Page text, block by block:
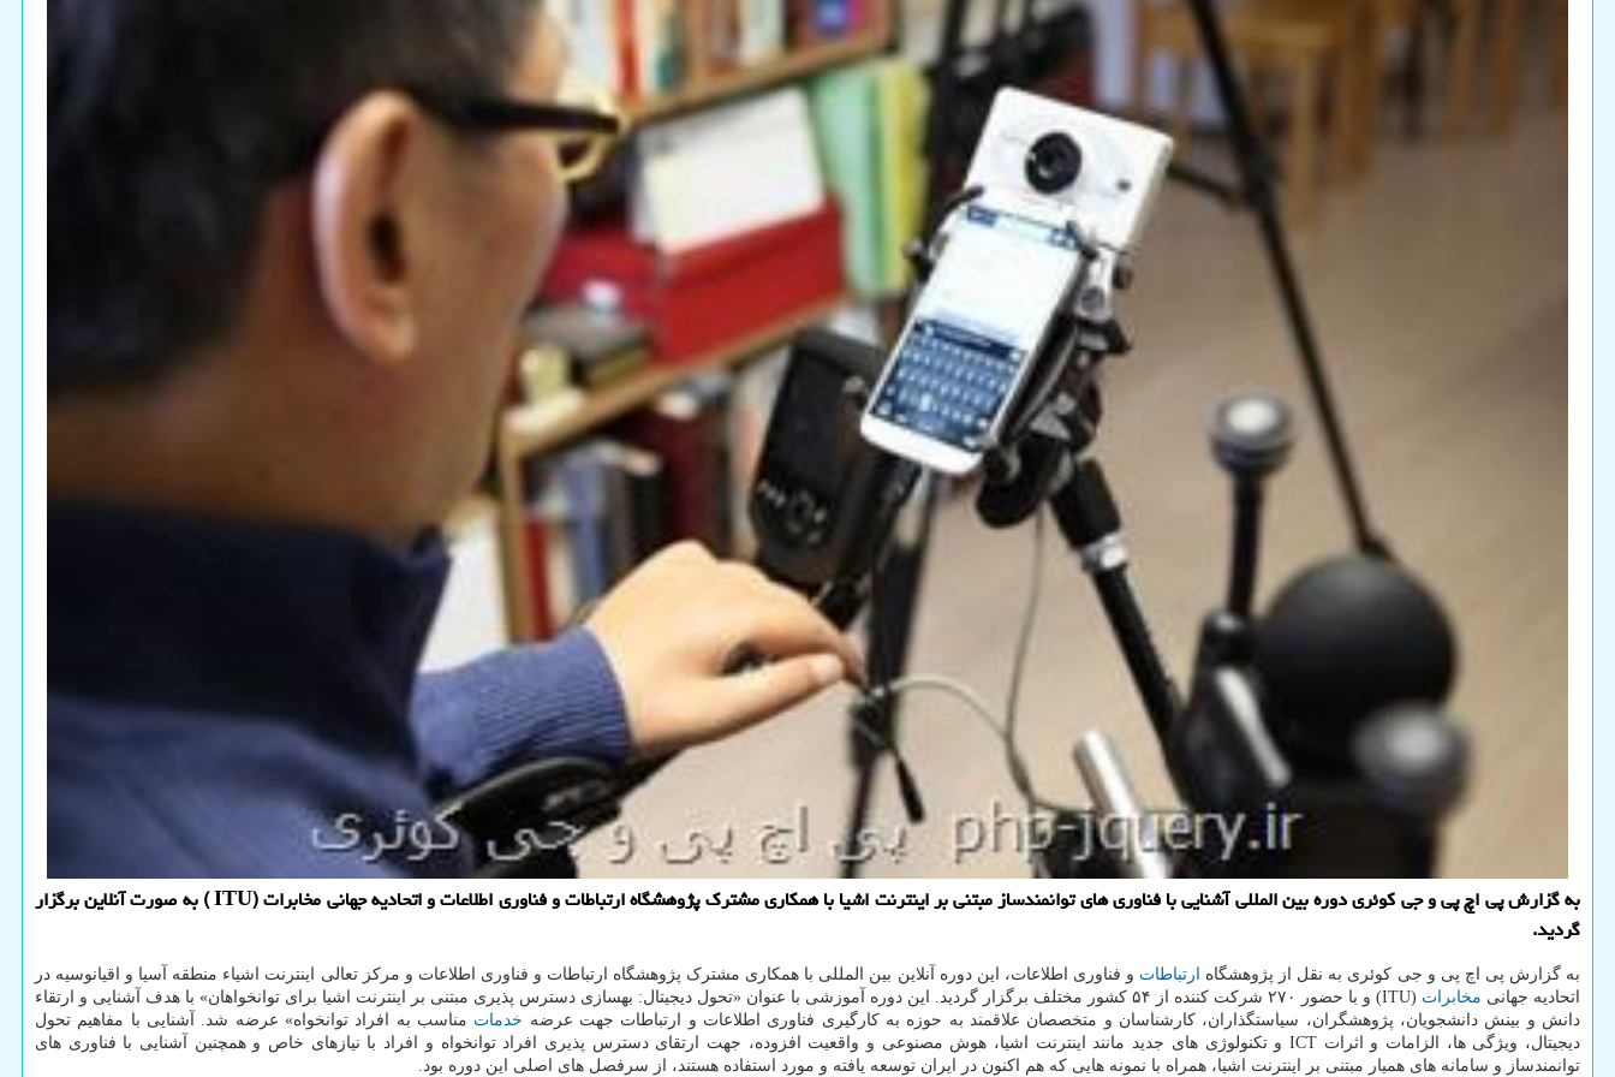
به گزارش پی اچ پی و جی كوئری دوره بین المللی آشنایی با فناوری های توانمندساز مبتنی بر اینترنت اشیا با همكاری مشترك پژوهشگاه ارتباطات و فناوری اطلاعات و اتحادیه جهانی مخابرات (ITU ) به صورت آنلاین برگزار
گردید.
به گزارش پی اچ پی و جی کوئری به نقل از پژوهشگاه ارتباطات و فناوری اطلاعات، این دوره آنلاین بین المللی با همکاری مشترک پژوهشگاه ارتباطات و فناوری اطلاعات و مرکز تعالی اینترنت اشیاء منطقه آسیا و اقیانوسیه در
اتحادیه جهانی مخابرات
(ITU) و با حضور ۲۷۰ شرکت کننده از ۵۴ کشور مختلف برگزار گردید. این دوره آموزشی با عنوان «تحول دیجیتال: بهسازی دسترس پذیری مبتنی بر اینترنت اشیا برای توانخواهان» با هدف آشنایی و ارتقاء
دانش و بینش دانشجویان، پژوهشگران، سیاستگذاران، کارشناسان و متخصصان علاقمند به حوزه به کارگیری فناوری اطلاعات و ارتباطات جهت عرضه خدمات مناسب به افراد توانخواه» عرضه شد. آشنایی با مفاهیم تحول
دیجیتال، وی‍‍‍‍‍ژگی ها، الزامات و اثرات ICT و تکنولوژی های جدید مانند اینترنت اشیا، هوش مصنوعی و واقعیت افزوده، جهت ارتقای دسترس پذیری افراد توانخواه و افراد با نیازهای خاص و همچنین آشنایی با فناوری های
توانمندساز و سامانه های همیار مبتنی بر اینترنت اشیا، همراه با نمونه هایی که هم اکنون در ایران توسعه یافته و مورد استفاده هستند، از سرفصل های اصلی این دوره بود.